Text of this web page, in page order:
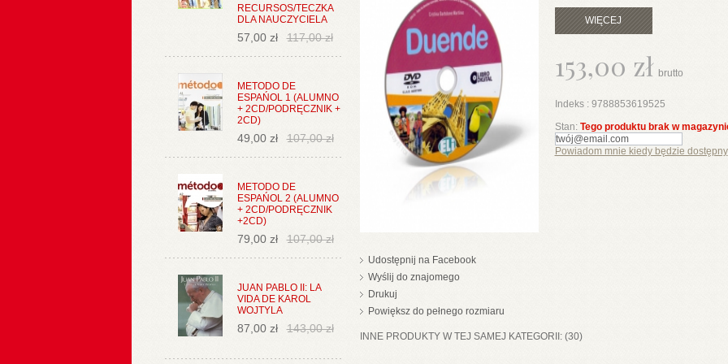
RECURSOS/TECZKA
DLA NAUCZYCIELA
57,00 zł 117,00 zł
METODO DE
ESPAŃOL 1 (ALUMNO
+ 2CD/PODRĘCZNIK +
2CD)
49,00 zł 107,00 zł
METODO DE
ESPAŃOL 2 (ALUMNO
+ 2CD/PODRĘCZNIK
+2CD)
79,00 zł 107,00 zł
JUAN PABLO II: LA
VIDA DE KAROL
WOJTYLA
87,00 zł 143,00 zł
Udostępnij na Facebook
Wyślij do znajomego
Drukuj
Powiększ do pełnego rozmiaru
WIĘCEJ
153,00 zł brutto
Indeks : 9788853619525
Stan: Tego produktu brak w
Powiadom mnie kiedy będzie dostępny
INNE PRODUKTY W TEJ SAMEJ KATEGORII: (30)